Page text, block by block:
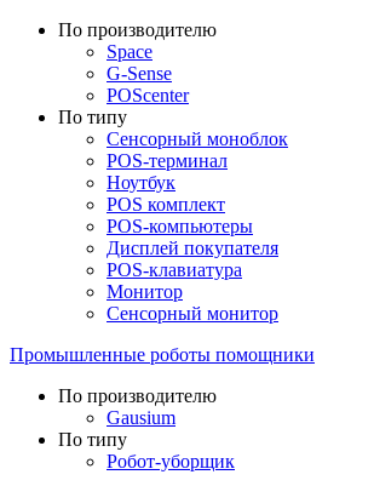
По производителю
Space
G-Sense
POScenter
По типу
Сенсорный моноблок
POS-терминал
Ноутбук
POS комплект
POS-компьютеры
Дисплей покупателя
POS-клавиатура
Монитор
Сенсорный монитор
Промышленные роботы помощники
По производителю
Gausium
По типу
Робот-уборщик